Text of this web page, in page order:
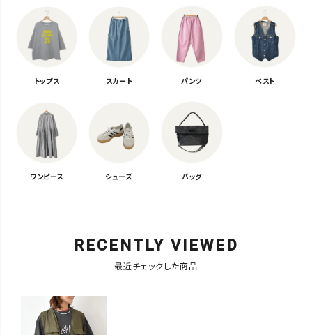
トップス スカート パンツ ベスト
ワンピース シューズ バッグ
RECENTLY VIEWED
最近チェックした商品